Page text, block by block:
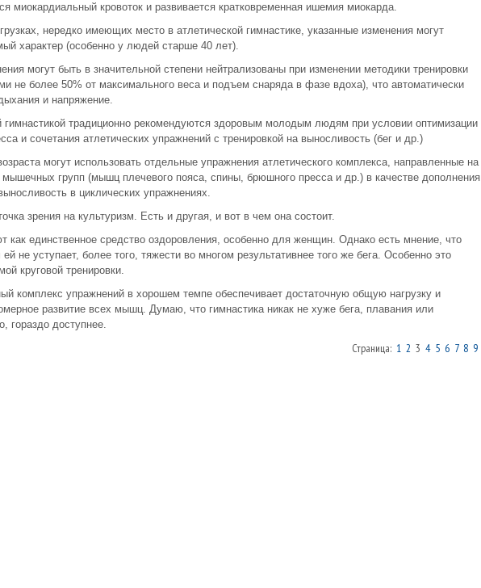
миокардиальный кровоток и развивается кратковременная ишемия миокарда.
нередко имеющих место в атлетической гимнастике, указанные изменения могут
характер (особенно у людей старше 40 лет).
могут быть в значительной степени нейтрализованы при изменении методики тренировки
не более 50% от максимального веса и подъем снаряда в фазе вдоха), что автоматически
и напряжение.
гимнастикой традиционно рекомендуются здоровым молодым людям при условии оптимизации
и сочетания атлетических упражнений с тренировкой на выносливость (бег и др.)
могут использовать отдельные упражнения атлетического комплекса, направленные на
мышечных групп (мышц плечевого пояса, спины, брюшного пресса и др.) в качестве дополнения
в циклических упражнениях.
зрения на культуризм. Есть и другая, и вот в чем она состоит.
как единственное средство оздоровления, особенно для женщин. Однако есть мнение, что
не уступает, более того, тяжести во многом результативнее того же бега. Особенно это
круговой тренировки.
комплекс упражнений в хорошем темпе обеспечивает достаточную общую нагрузку и
развитие всех мышц. Думаю, что гимнастика никак не хуже бега, плавания или
гораздо доступнее.
Страница: 1 2 3 4 5 6 7 8 9